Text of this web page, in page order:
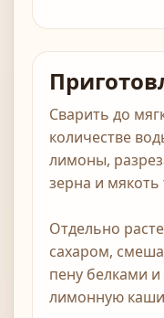
Сварить до
количестве
лимоны,
зерна и
Отдельно
сахаром,
пену белками
лимонную